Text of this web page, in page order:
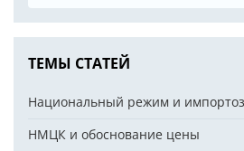
ТЕМЫ СТАТЕЙ
Национальный режим и
НМЦК и обоснование цены